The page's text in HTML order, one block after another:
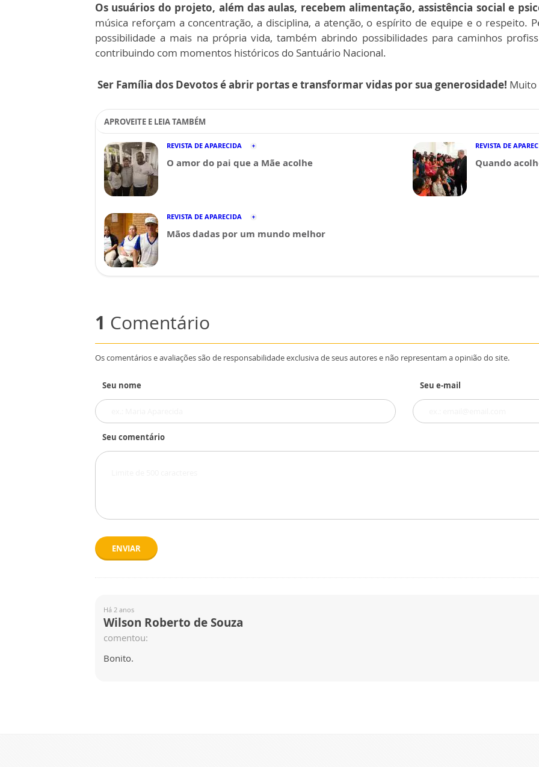
Os usuários do projeto, além das aulas, recebem alimentação, assistência social e
música reforçam a concentração, a disciplina, a atenção, o espírito de equipe e o respeito.
possibilidade a mais na própria vida, também abrindo possibilidades para caminhos
contribuindo com momentos históricos do Santuário Nacional.
Ser Família dos Devotos é abrir portas e transformar vidas por sua generosidade! Muito
APROVEITE E LEIA TAMBÉM
REVISTA DE APARECIDA
O amor do pai que a Mãe acolhe
REVISTA DE
Quando
REVISTA DE APARECIDA
Mãos dadas por um mundo melhor
1 Comentário
Os comentários e avaliações são de responsabilidade exclusiva de seus autores e não representam a opinião do site.
Seu nome Seu e-mail
Seu comentário
ENVIAR
Há 2 anos
Wilson Roberto de Souza
comentou:
Bonito.